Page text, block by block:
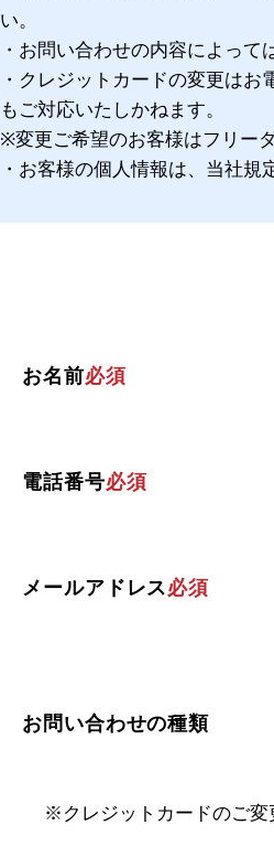
い。
・お問い合わせの内容によっ
・クレジットカードの変更は
もご対応いたしかねます。
※変更ご希望のお客様はフリー
・お客様の個人情報は、当社規
お名前必須
電話番号必須
メールアドレス必須
お問い合わせの種類
※クレジットカードのご変